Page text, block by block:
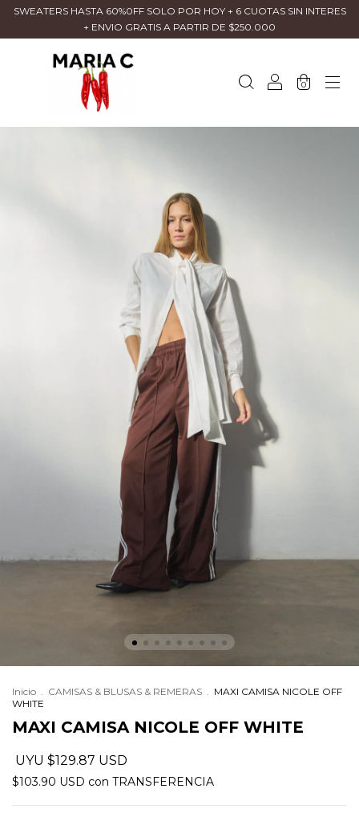
SWEATERS HASTA 60%0FF SOLO POR HOY + 6 CUOTAS SIN INTERES
+ ENVIO GRATIS A PARTIR DE $250.000
0
Inicio . CAMISAS & BLUSAS & REMERAS . MAXI CAMISA NICOLE OFF
WHITE
MAXI CAMISA NICOLE OFF WHITE
$129.87 USD
$103.90 USD con TRANSFERENCIA